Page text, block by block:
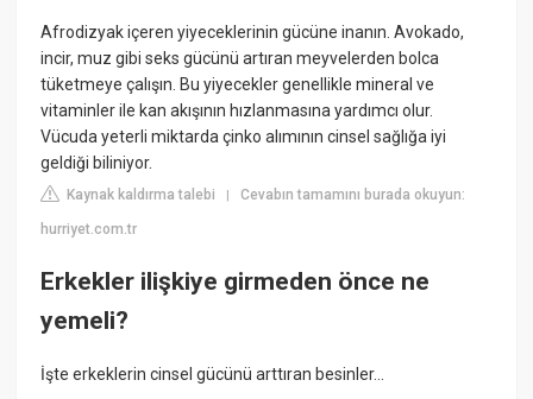
Afrodizyak içeren yiyeceklerinin gücüne inanın. Avokado,
incir, muz gibi seks gücünü artıran meyvelerden bolca
tüketmeye çalışın. Bu yiyecekler genellikle mineral ve
vitaminler ile kan akışının hızlanmasına yardımcı olur.
Vücuda yeterli miktarda çinko alımının cinsel sağlığa iyi
geldiği biliniyor.
Kaynak kaldırma talebi |Cevabın tamamını burada okuyun:
hurriyet.com.tr
Erkekler ilişkiye girmeden önce ne
yemeli?
İşte erkeklerin cinsel gücünü arttıran besinler...